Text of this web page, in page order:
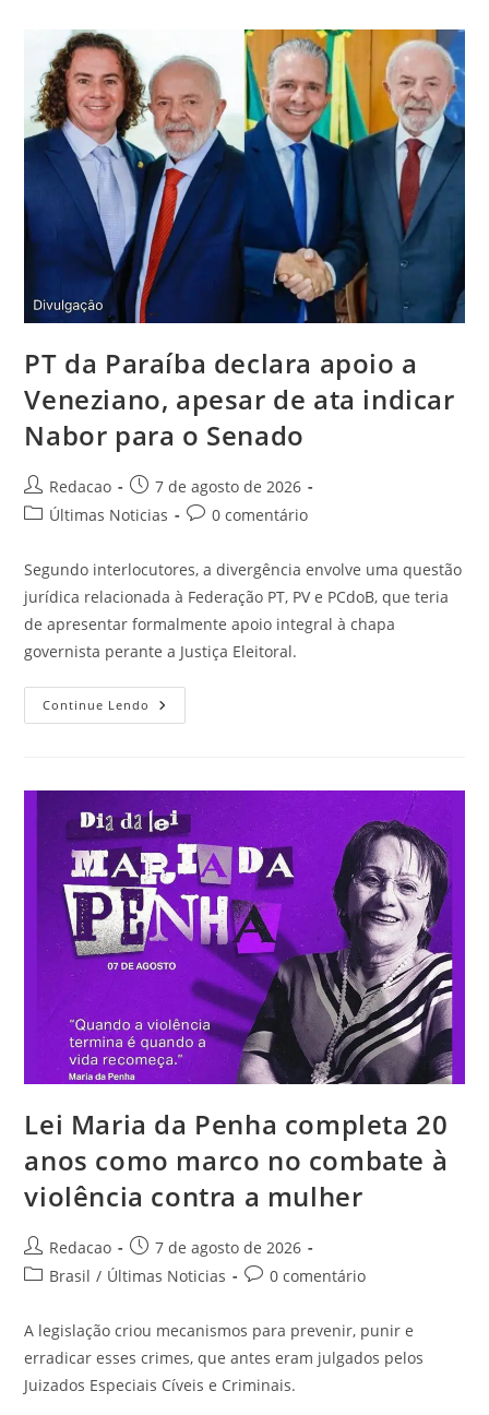
PT da Paraíba declara apoio a
Veneziano, apesar de ata indicar
Nabor para o Senado
Redacao
7 de agosto de 2026
Últimas Noticias
0 comentário
Segundo interlocutores, a divergência envolve uma questão
jurídica relacionada à Federação PT, PV e PCdoB, que teria
de apresentar formalmente apoio integral à chapa
governista perante a Justiça Eleitoral.
Continue Lendo
Lei Maria da Penha completa 20
anos como marco no combate à
violência contra a mulher
Redacao
7 de agosto de 2026
Brasil / Últimas Noticias 0 comentário
A legislação criou mecanismos para prevenir, punir e
erradicar esses crimes, que antes eram julgados pelos
Juizados Especiais Cíveis e Criminais.